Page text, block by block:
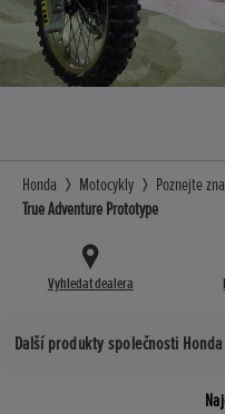
Honda Motocykly Poznejte
True Adventure Prototype
Vyhledat dealera
Další produkty společnosti Honda